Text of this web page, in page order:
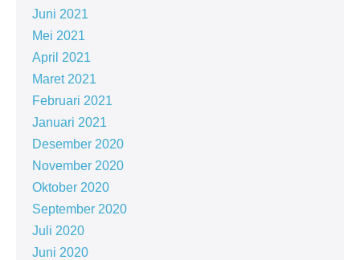
Juni 2021
Mei 2021
April 2021
Maret 2021
Februari 2021
Januari 2021
Desember 2020
November 2020
Oktober 2020
September 2020
Juli 2020
Juni 2020